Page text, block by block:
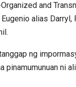
and
alias
ng
ni